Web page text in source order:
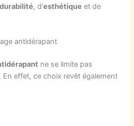
durabilité, d’esthétique et de
antidérapant
ne se limite pas
En effet, ce choix revêt également